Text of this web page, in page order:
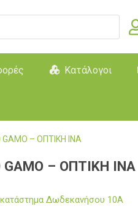
Κατάλογοι
– ΟΠΤΙΚΗ ΙΝΑ
– ΟΠΤΙΚΗ ΙΝΑ
κατάστημα Δωδεκανήσου 10Α